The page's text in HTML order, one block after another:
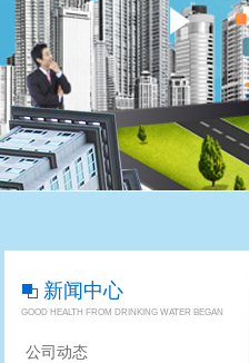
新闻中心
GOOD HEALTH FROM DRINKING WATER BEGAN
公司动态